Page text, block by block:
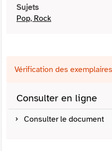
Sujets
Pop, Rock
Vérification des
Consulter en ligne
Consulter le document